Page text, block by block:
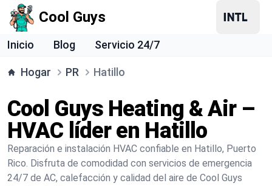
Cool Guys
Inicio Blog Servicio 24/7
Hogar PR Hatillo
Cool Guys Heating & Air –
HVAC líder en Hatillo
Reparación e instalación HVAC confiable en Hatillo, Puerto
Rico. Disfruta de comodidad con servicios de emergencia
24/7 de AC, calefacción y calidad del aire de Cool Guys